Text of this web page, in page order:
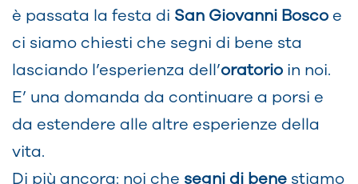
è passata la festa di San Giovanni Bosco e
ci siamo chiesti che segni di bene sta
lasciando l’esperienza dell’oratorio in noi.
E’ una domanda da continuare a porsi e
da estendere alle altre esperienze della
vita.
Di più ancora: noi che segni di bene stiamo